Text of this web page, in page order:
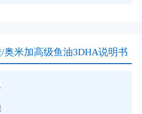
奥米加高级鱼油3DHA说明书